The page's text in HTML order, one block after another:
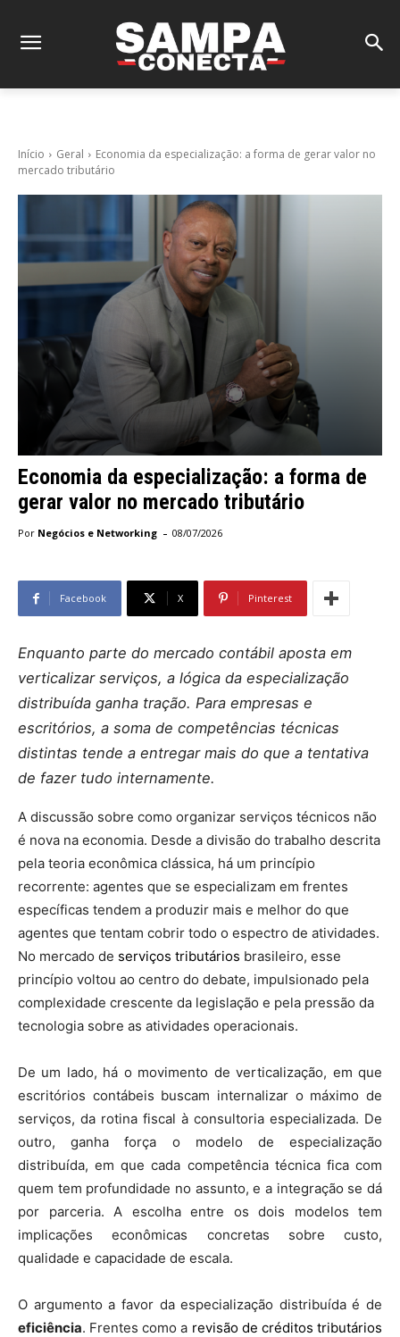
Início Geral
Economia da especialização: a forma de gerar valor no
mercado tributário
Economia da especialização: a forma de
gerar valor no mercado tributário
Por Negócios e Networking - 08/07/2026
Facebook X Pinterest
Enquanto parte do mercado contábil aposta em
verticalizar serviços, a lógica da especialização
distribuída ganha tração. Para empresas e
escritórios, a soma de competências técnicas
distintas tende a entregar mais do que a tentativa
de fazer tudo internamente.
A discussão sobre como organizar serviços técnicos não
é nova na economia. Desde a divisão do trabalho descrita
pela teoria econômica clássica, há um princípio
recorrente: agentes que se especializam em frentes
específicas tendem a produzir mais e melhor do que
agentes que tentam cobrir todo o espectro de atividades.
No mercado de serviços tributários brasileiro, esse
princípio voltou ao centro do debate, impulsionado pela
complexidade crescente da legislação e pela pressão da
tecnologia sobre as atividades operacionais.
De um lado, há o movimento de verticalização, em que
escritórios contábeis buscam internalizar o máximo de
serviços, da rotina fiscal à consultoria especializada. De
outro, ganha força o modelo de especialização
distribuída, em que cada competência técnica fica com
quem tem profundidade no assunto, e a integração se dá
por parceria. A escolha entre os dois modelos tem
implicações econômicas concretas sobre custo,
qualidade e capacidade de escala.
O argumento a favor da especialização distribuída é de
eficiência. Frentes como a revisão de créditos tributários